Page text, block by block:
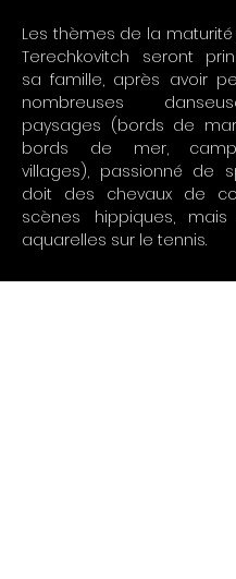
Les thèmes de la maturité
Terechkovitch seront
sa famille, après avoir
nombreuses
paysages (bords de
bords de mer,
villages), passionné de
doit des chevaux de
scènes hippiques,
aquarelles sur le tennis.